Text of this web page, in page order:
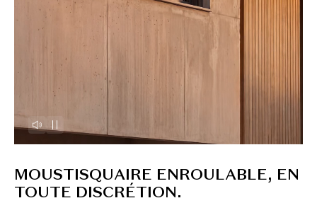
MOUSTISQUAIRE ENROULABLE, EN
TOUTE DISCRÉTION.